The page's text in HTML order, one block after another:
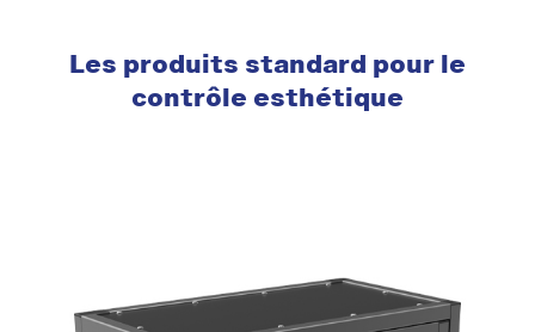
Les produits standard pour le
contrôle esthétique